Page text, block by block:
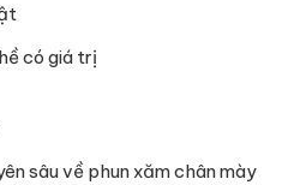
có giá trị
sâu về phun xăm chân mày